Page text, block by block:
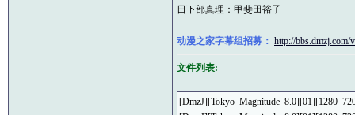
日下部真理：甲斐田裕子
动漫之家字幕组招募： http://bbs.dmzj.com/
文件列表: